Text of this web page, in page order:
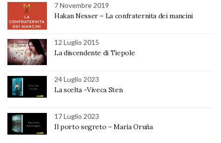
7 Novembre 2019
Hakan Nesser – La confraternita dei mancini
12 Luglio 2015
La discendente di Tiepole
24 Luglio 2023
La scelta -Viveca Sten
17 Luglio 2023
Il porto segreto – María Oruña